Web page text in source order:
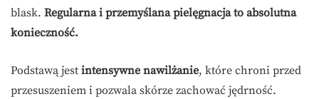
blask. Regularna i przemyślana pielęgnacja to absolutna
konieczność.
Podstawą jest intensywne nawilżanie, które chroni przed
przesuszeniem i pozwala skórze zachować jędrność.